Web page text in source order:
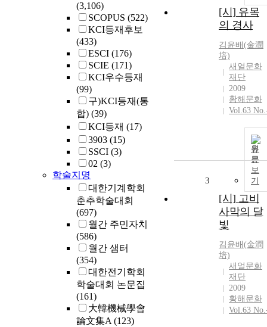
(3,106)
SCOPUS (522)
KCI등재후보
(433)
ESCI (176)
SCIE (171)
KCI우수등재
(99)
구)KCI등재(통
합) (39)
KCI등재 (17)
3903 (15)
SSCI (3)
02 (3)
학술지명
대한기계학회
춘추학술대회
(697)
월간 주민자치
(586)
월간 샘터
(354)
대한전기학회
학술대회 논문집
(161)
大韓機械學會
論文集A(123)
[시] 유목
의 경사
김윤배(金潤
培)
새얼문화
재단
2009
황해문화
Vol.63
원
문
보
기
3
[시] 고비
사막의 달
빛
김윤배(金潤
培)
새얼문화
재단
2009
황해문화
Vol.63